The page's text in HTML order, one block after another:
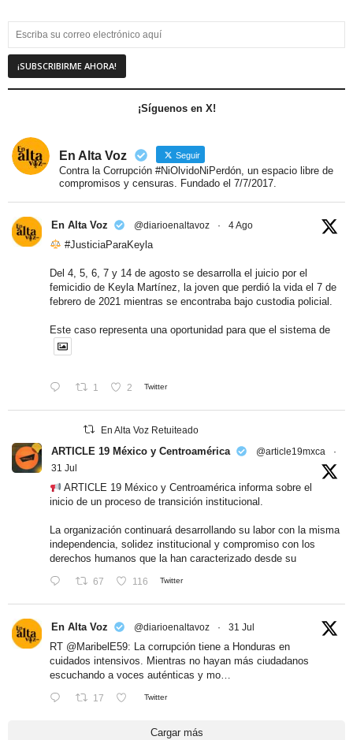
¡Síguenos en X!
En Alta Voz Seguir
Contra la Corrupción #NiOlvidoNiPerdón, un espacio libre de
compromisos y censuras. Fundado el 7/7/2017.
En Alta Voz @diarioenaltavoz · 4 Ago
#JusticiaParaKeyla
Del 4, 5, 6, 7 y 14 de agosto se desarrolla el juicio por el
femicidio de Keyla Martínez, la joven que perdió la vida el 7 de
febrero de 2021 mientras se encontraba bajo custodia policial.
Este caso representa una oportunidad para que el sistema de
1 2 Twitter
En Alta Voz Retuiteado
ARTICLE 19 México y Centroamérica @article19mxca
·
31 Jul
ARTICLE 19 México y Centroamérica informa sobre el
inicio de un proceso de transición institucional.
La organización continuará desarrollando su labor con la misma
independencia, solidez institucional y compromiso con los
derechos humanos que la han caracterizado desde su
67 116 Twitter
En Alta Voz @diarioenaltavoz · 31 Jul
RT @MaribelE59: La corrupción tiene a Honduras en
cuidados intensivos. Mientras no hayan más ciudadanos
escuchando a voces auténticas y mo…
17 Twitter
Cargar más